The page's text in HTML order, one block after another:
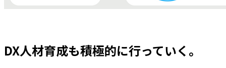
DX人材育成も積極的に行っていく。